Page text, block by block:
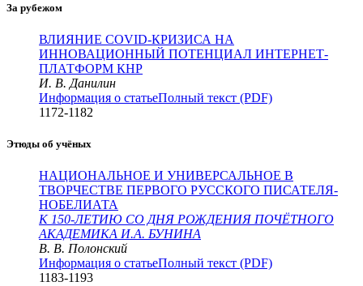
За рубежом
ВЛИЯНИЕ COVID-КРИЗИСА НА
ИННОВАЦИОННЫЙ ПОТЕНЦИАЛ ИНТЕРНЕТ-
ПЛАТФОРМ КНР
И. В. Данилин
Информация о статьеПолный текст (PDF)
1172-1182
Этюды об учёных
НАЦИОНАЛЬНОЕ И УНИВЕРСАЛЬНОЕ В
ТВОРЧЕСТВЕ ПЕРВОГО РУССКОГО ПИСАТЕЛЯ-
НОБЕЛИАТА
К 150-ЛЕТИЮ СО ДНЯ РОЖДЕНИЯ ПОЧЁТНОГО
АКАДЕМИКА И.А. БУНИНА
В. В. Полонский
Информация о статьеПолный текст (PDF)
1183-1193